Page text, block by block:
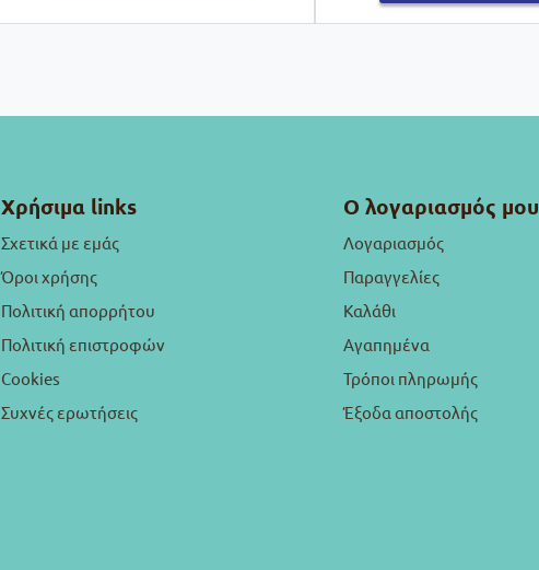
Χρήσιμα links
Σχετικά με εμάς
Όροι χρήσης
Πολιτική απορρήτου
Πολιτική επιστροφών
Cookies
Συχνές ερωτήσεις
Ο λογαριασμός μου
Λογαριασμός
Παραγγελίες
Καλάθι
Αγαπημένα
Τρόποι πληρωμής
Έξοδα αποστολής